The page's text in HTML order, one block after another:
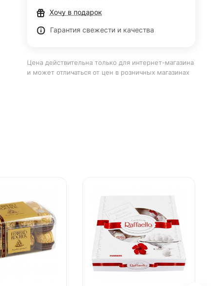
Хочу в подарок
Гарантия свежести и качества
Цена действительна только для интернет-магазина
и может отличаться от цен в розничных магазинах